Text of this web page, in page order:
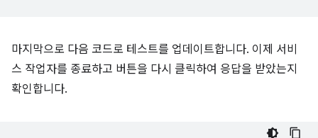
마지막으로 다음 코드로 테스트를 업데이트합니다. 이제 서비
스 작업자를 종료하고 버튼을 다시 클릭하여 응답을 받았는지
확인합니다.